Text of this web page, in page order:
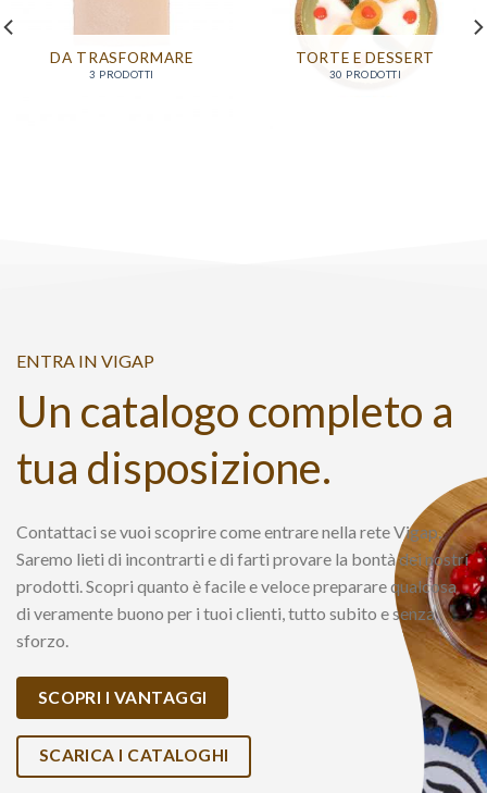
DA TRASFORMARE
3 PRODOTTI
TORTE E DESSERT
30 PRODOTTI
ENTRA IN VIGAP
Un catalogo completo a
tua disposizione.
Contattaci se vuoi scoprire come entrare nella rete Vigap.
Saremo lieti di incontrarti e di farti provare la bontà dei nostri
prodotti. Scopri quanto è facile e veloce preparare qualcosa
di veramente buono per i tuoi clienti, tutto subito e senza
sforzo.
SCOPRI I VANTAGGI
SCARICA I CATALOGHI